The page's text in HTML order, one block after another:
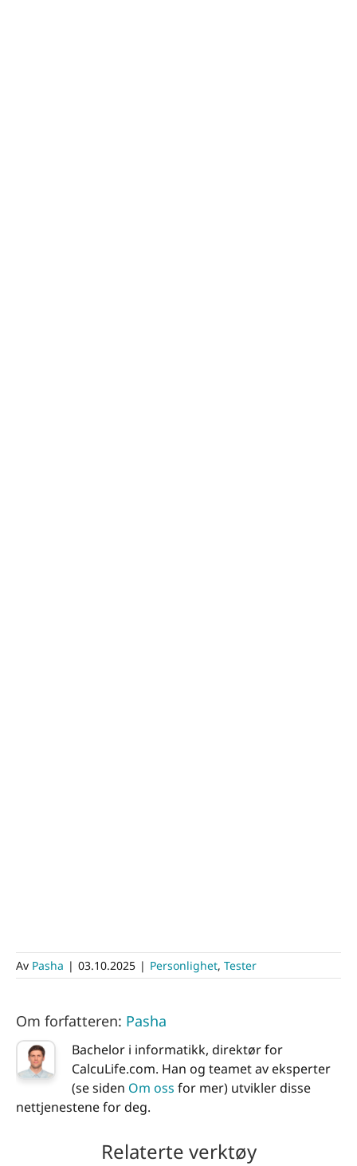
Av Pasha | 03.10.2025 | Personlighet, Tester
Om forfatteren: Pasha
Bachelor i informatikk, direktør for
CalcuLife.com. Han og teamet av eksperter
(se siden Om oss for mer) utvikler disse
nettjenestene for deg.
Relaterte verktøy